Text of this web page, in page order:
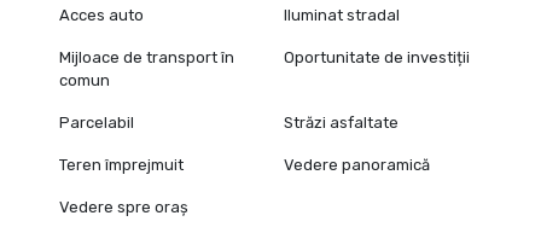
această procedură (proiect, avize, taxe) sunt de aproximativ
Primărie și avize.
urbanism pentru informare înainte de antecontract, pentru
Acces auto Iluminat stradal
Mijloace de transport în
comun
Oportunitate de investiții
Parcelabil Străzi asfaltate
Teren împrejmuit Vedere panoramică
Vedere spre oraș